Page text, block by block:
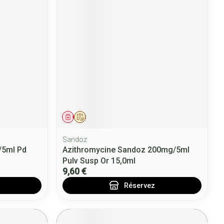
Pd
Sur prescription
Médicament
Sandoz
Azithromycine Sandoz 200mg/5ml
Pulv Susp Or 15,0ml
9,60 €
Réservez